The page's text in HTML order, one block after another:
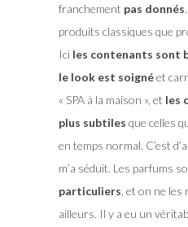
franchement pas donnés
produits classiques que
Ici les contenants sont
le look est soignéet
« SPA à la maison », et les
plus subtiles que celles
en temps normal. C’est
m’a séduit. Les parfums
particuliers , et on ne
ailleurs. Il y a eu un